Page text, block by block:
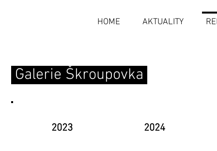
HOME AKTUALITY
Galerie Škroupovka
2023 2024